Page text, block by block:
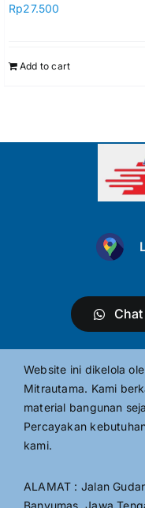
Rp27.500
Add to cart
Website ini dikelola
Mitrautama. Kami
material bangunan
Percayakan
kami.
ALAMAT : Jalan